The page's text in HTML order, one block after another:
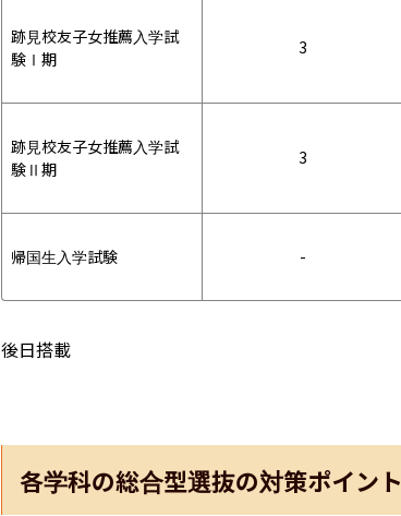
跡見校友子女推薦入学試
験Ⅰ期
3
跡見校友子女推薦入学試
験Ⅱ期
3
帰国生入学試験 -
後日搭載
各学科の総合型選抜の対策ポイント